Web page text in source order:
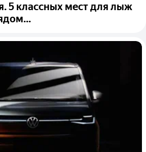
5 классных мест для лыж